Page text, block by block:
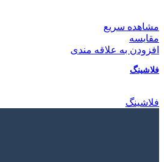
مشاهده سریع
مقایسه
افزودن به علاقه مندی
فلاشینگ
فلاشینگ